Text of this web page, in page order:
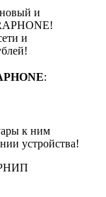
и
и
:
к ним
устройства!